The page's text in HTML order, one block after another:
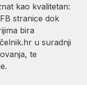
kao kvalitetan:
stranice dok
bira
u suradnji
te